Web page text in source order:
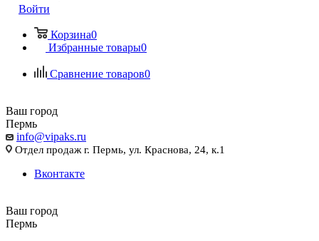
Войти
Корзина0
Избранные товары0
Сравнение товаров0
Ваш город
Пермь
info@vipaks.ru
Отдел продаж г. Пермь, ул. Краснова, 24, к.1
Вконтакте
Ваш город
Пермь